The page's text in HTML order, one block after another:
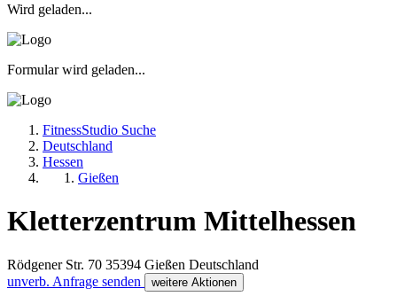
Wird geladen...
Formular wird geladen...
FitnessStudio Suche
Deutschland
Hessen
Gießen
Kletterzentrum Mittelhessen
Rödgener Str. 70 35394 Gießen Deutschland
unverb. Anfrage senden
weitere Aktionen